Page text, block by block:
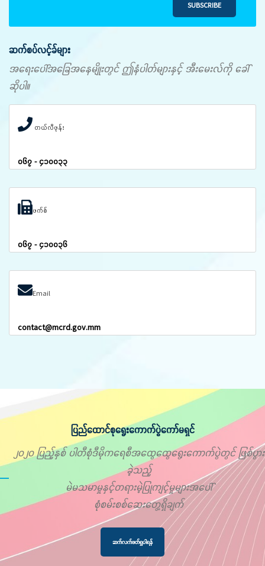
SUBSCRIBE
ဆက်စပ်လင့်ခ်များ
အရေးပေါ်အခြေအနေမျိုးတွင် ဤနံပါတ်များနှင့် အီးမေးလ်ကို ခေါ်
ဆိုပါ။
တယ်လီဖုန်း
၀၆၇ - ၄၁၀၀၃၃
ဖက်စ်
၀၆၇ - ၄၁၀၀၃၆
Email
contact@mcrd.gov.mm
ပြည်ထောင်စုရွေးကောက်ပွဲကော်မရှင်
၂၀၂၀ ပြည့်နှစ် ပါတီစုံဒီမိုကရေစီအထွေထွေရွေးကောက်ပွဲတွင် ဖြစ်ပွား
ခဲ့သည့်
မဲမသမာမှုနှင့်တရားမဲ့ပြုကျင့်မှုများအပေါ်
စုံစမ်းစစ်ဆေးတွေ့ရှိချက်
ဆက်လက်ဖတ်ရှုပါရန်